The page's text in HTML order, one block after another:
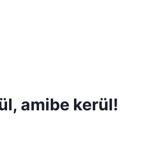
amibe kerül!